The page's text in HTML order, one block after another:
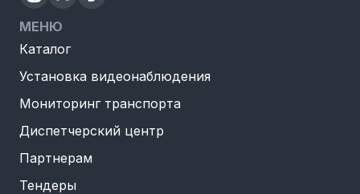
МЕНЮ
Каталог
Установка видеонаблюдения
Мониторинг транспорта
Диспетчерский центр
Партнерам
Тендеры